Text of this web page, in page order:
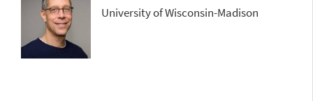
University of Wisconsin-Madison